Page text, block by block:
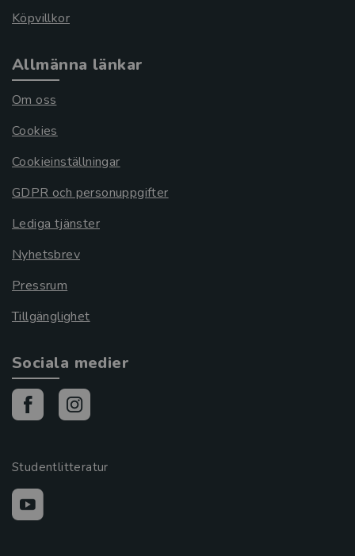
Köpvillkor
Allmänna länkar
Om oss
Cookies
Cookieinställningar
GDPR och personuppgifter
Lediga tjänster
Nyhetsbrev
Pressrum
Tillgänglighet
Sociala medier
Studentlitteratur